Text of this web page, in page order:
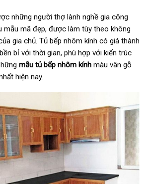
những người thợ lành nghề gia công
mẫu mã đẹp, được làm tùy theo không
gia chủ. Tủ bếp nhôm kính có giá thành
bỉ với thời gian, phù hợp với kiến trúc
mẫu tủ bếp nhôm kính màu vân gỗ
hiện nay.